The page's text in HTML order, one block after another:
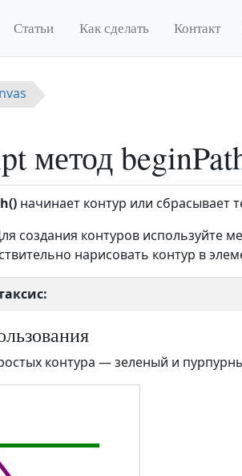
Статьи Как сделать Контакт
метод
начинает контур или сбрасывает
создания контуров используйте
нарисовать контур в
контура — зеленый и